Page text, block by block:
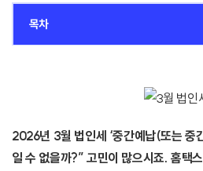
목차
2026년 3월 법인세 ‘중간예납(또는 중
일 수 없을까?” 고민이 많으시죠. 홈택